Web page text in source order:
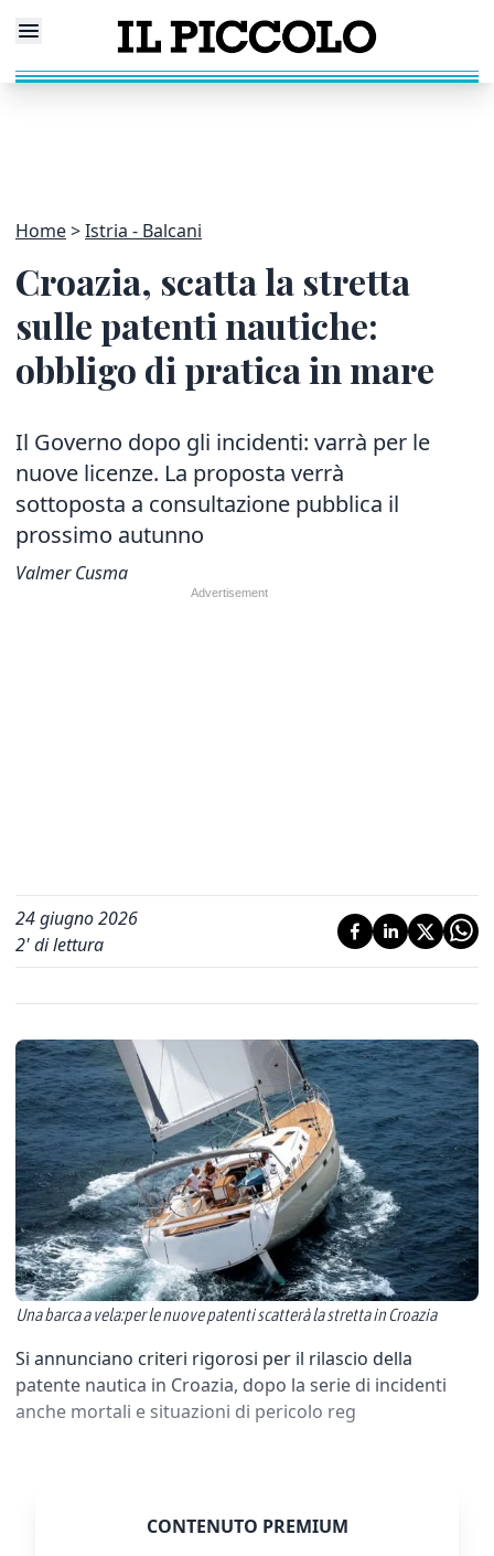
Home Istria - Balcani
Croazia, scatta la stretta
sulle patenti nautiche:
obbligo di pratica in mare
Il Governo dopo gli incidenti: varrà per le
nuove licenze. La proposta verrà
sottoposta a consultazione pubblica il
prossimo autunno
Valmer Cusma
24 giugno 2026
2' di lettura
Una barca a vela:per le nuove patenti scatterà la stretta in Croazia
Si annunciano criteri rigorosi per il rilascio della
patente nautica in Croazia, dopo la serie di incidenti
anche mortali e situazioni di pericolo reg
CONTENUTO PREMIUM